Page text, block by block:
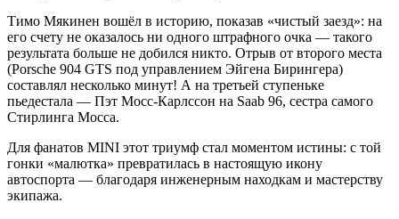
Тимо Мякинен вошёл в историю, показав «чистый заезд»: на
его счету не оказалось ни одного штрафного очка — такого
результата больше не добился никто. Отрыв от второго места
(Porsche 904 GTS под управлением Эйгена Бирингера)
составлял несколько минут! А на третьей ступеньке
пьедестала — Пэт Мосс-Карлссон на Saab 96, сестра самого
Стирлинга Мосса.
Для фанатов MINI этот триумф стал моментом истины: с той
гонки «малютка» превратилась в настоящую икону
автоспорта — благодаря инженерным находкам и мастерству
экипажа.